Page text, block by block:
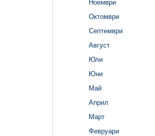
Ноември
Октомври
Септември
Август
Юли
Юни
Май
Април
Март
Февруари